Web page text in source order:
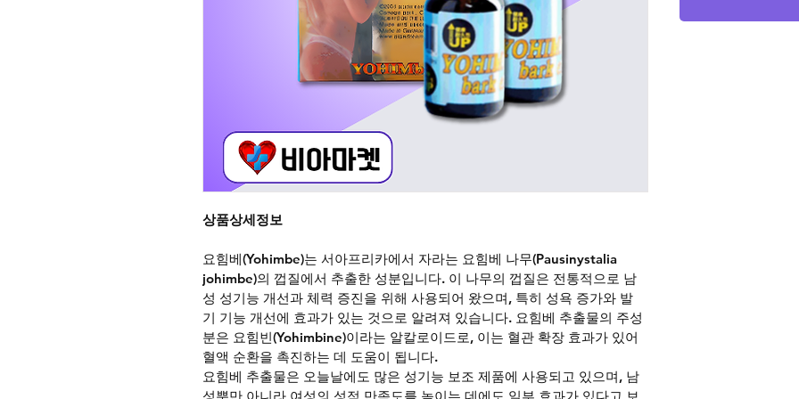
상품상세정보
요힘베(Yohimbe)는 서아프리카에서 자라는 요힘베 나무(Pausinystalia
johimbe)의 껍질에서 추출한 성분입니다. 이 나무의 껍질은 전통적으로 남
성 성기능 개선과 체력 증진을 위해 사용되어 왔으며, 특히 성욕 증가와 발
기 기능 개선에 효과가 있는 것으로 알려져 있습니다. 요힘베 추출물의 주성
분은 요힘빈(Yohimbine)이라는 알칼로이드로, 이는 혈관 확장 효과가 있어
혈액 순환을 촉진하는 데 도움이 됩니다.
요힘베 추출물은 오늘날에도 많은 성기능 보조 제품에 사용되고 있으며, 남